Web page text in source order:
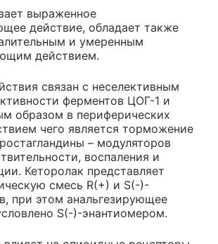
выраженное
действие, обладает также
и умеренным
действием.
связан с неселективным
ферментов ЦОГ-1 и
образом в периферических
чего является торможение
– модуляторов
воспаления и
Кеторолак представляет
смесь R(+) и S(-)-
при этом анальгезирующее
S(-)-энантиомером.